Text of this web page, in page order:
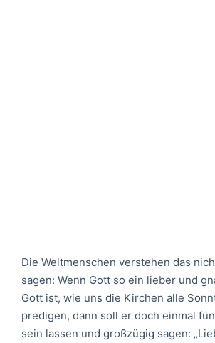
Die Weltmenschen verstehen das
sagen: Wenn Gott so ein lieber und
Gott ist, wie uns die Kirchen alle
predigen, dann soll er doch einmal
sein lassen und großzügig sagen: